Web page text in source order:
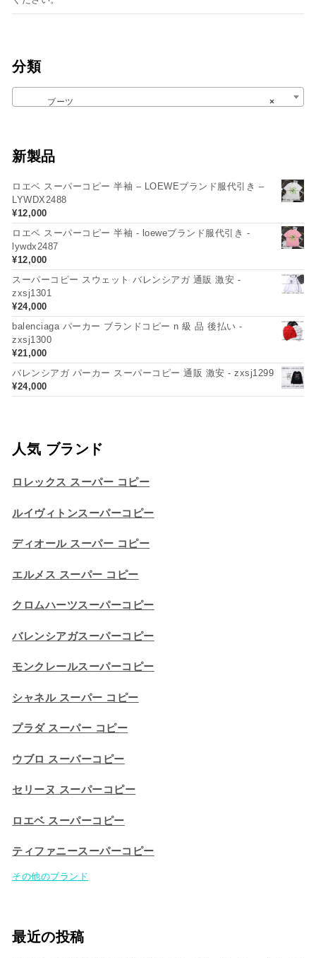
分類
×
ブーツ
新製品
ロエベ スーパーコピー 半袖 – LOEWEブランド服代引き –
LYWDX2488
¥12,000
ロエベ スーパーコピー 半袖 - loeweブランド服代引き -
lywdx2487
¥12,000
スーパーコピー スウェット バレンシアガ 通販 激安 -
zxsj1301
¥24,000
balenciaga パーカー ブランドコピー n 級 品 後払い -
zxsj1300
¥21,000
バレンシアガ パーカー スーパーコピー 通販 激安 - zxsj1299
¥24,000
人気 ブランド
ロレックス スーパー コピー
ルイヴィトンスーパーコピー
ディオール スーパー コピー
エルメス スーパー コピー
クロムハーツスーパーコピー
バレンシアガスーパーコピー
モンクレールスーパーコピー
シャネル スーパー コピー
プラダ スーパー コピー
ウブロ スーパーコピー
セリーヌ スーパーコピー​
ロエベ スーパーコピー
ティファニースーパーコピー
その他のブランド
最近の投稿